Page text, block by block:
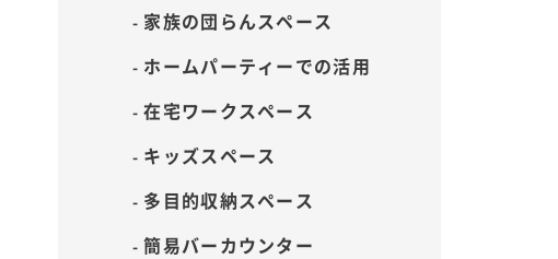
家族の団らんスペース
ホームパーティーでの活用
在宅ワークスペース
キッズスペース
多目的収納スペース
簡易バーカウンター